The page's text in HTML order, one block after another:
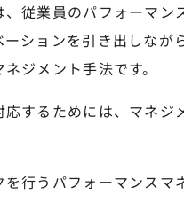
従業員のパフォーマン
ションを引き出しなが
ジメント手法です。
するためには、マネジ
行うパフォーマンスマ